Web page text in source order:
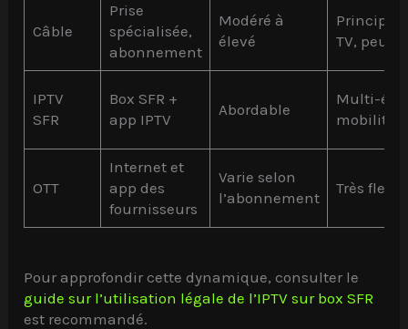
Câble
Prise
spécialisée,
abonnement
Modéré à
élevé
TV, peu
IPTV
SFR
Box SFR +
app IPTV
Abordable
Multi-
mobilité
OTT
Internet et
app des
fournisseurs
Varie selon
l’abonnement
Très
Pour approfondir cette dynamique, consulter le
guide sur l’utilisation légale de l’IPTV sur box SFR
est recommandé.